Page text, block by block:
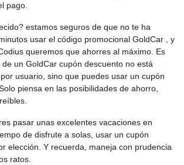
pago.
estamos seguros de que no te ha
usar el código promocional GoldCar , y
queremos que ahorres al máximo. Es
un GoldCar cupón descuento no está
usuario, sino que puedes usar un cupón
piensa en las posibilidades de ahorro,
pasar unas excelentes vacaciones en
de disfrute a solas, usar un cupón
elección. Y recuerda, maneja con prudencia
ratos.